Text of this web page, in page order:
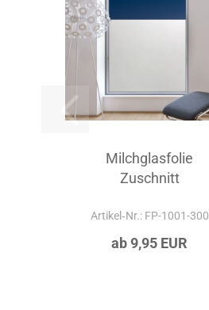
Milchglasfolie
Zuschnitt
Artikel‑Nr.: FP-1001-300
ab 9,95 EUR